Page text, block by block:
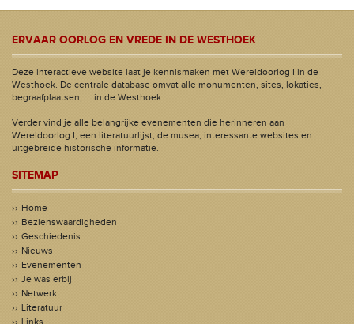
ERVAAR OORLOG EN VREDE IN DE WESTHOEK
Deze interactieve website laat je kennismaken met Wereldoorlog I in de
Westhoek. De centrale database omvat alle monumenten, sites, lokaties,
begraafplaatsen, ... in de Westhoek.
Verder vind je alle belangrijke evenementen die herinneren aan
Wereldoorlog I, een literatuurlijst, de musea, interessante websites en
uitgebreide historische informatie.
SITEMAP
Home
Bezienswaardigheden
Geschiedenis
Nieuws
Evenementen
Je was erbij
Netwerk
Literatuur